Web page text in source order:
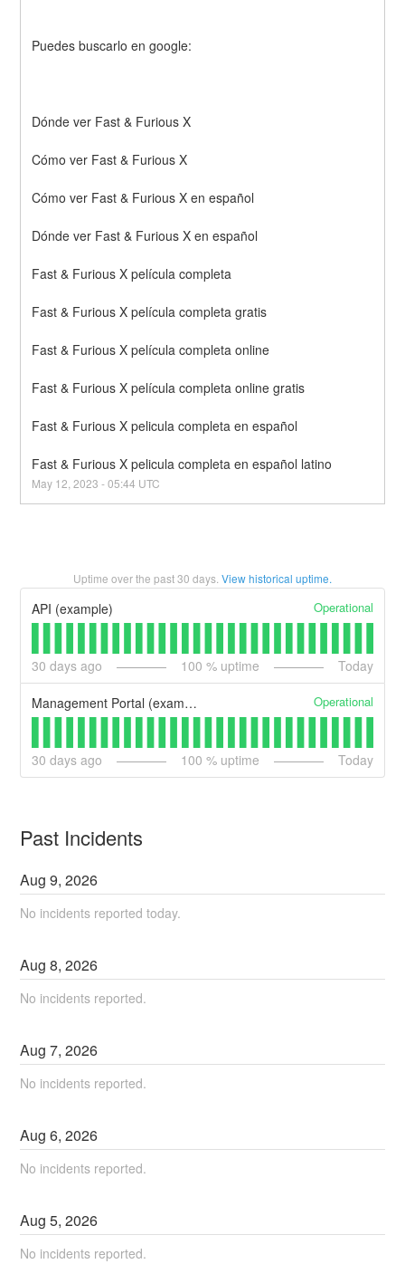
Puedes buscarlo en google:
Dónde ver Fast & Furious X
Cómo ver Fast & Furious X
Cómo ver Fast & Furious X en español
Dónde ver Fast & Furious X en español
Fast & Furious X película completa
Fast & Furious X película completa gratis
Fast & Furious X película completa online
Fast & Furious X película completa online gratis
Fast & Furious X pelicula completa en español
Fast & Furious X pelicula completa en español latino
May 12 ,2023 -05:44 UTC
Uptime over the past30 days. View historical uptime.
API (example) Operational
30 days ago 100 % uptime Today
Management Portal (example) Operational
30 days ago 100 % uptime Today
Past Incidents
Aug9,2026
No incidents reported today.
Aug8,2026
No incidents reported.
Aug7,2026
No incidents reported.
Aug6,2026
No incidents reported.
Aug5,2026
No incidents reported.